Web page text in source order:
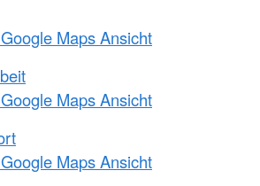
Maps Ansicht
Maps Ansicht
Maps Ansicht